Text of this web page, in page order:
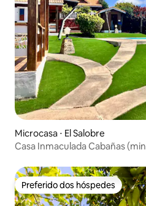
Microcasa ⋅ El Salobre
Casa Inmaculada Cabañas
Preferido dos hóspedes
Preferido dos hóspedes